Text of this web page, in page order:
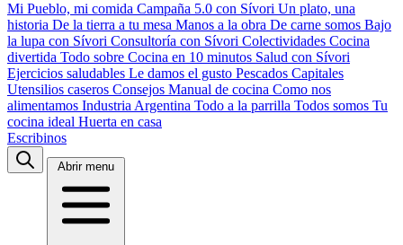
Mi Pueblo, mi comida Campaña 5.0 con Sívori Un plato, una
historia De la tierra a tu mesa Manos a la obra De carne somos Bajo
la lupa con Sívori Consultoría con Sívori Colectividades Cocina
divertida Todo sobre Cocina en 10 minutos Salud con Sívori
Ejercicios saludables Le damos el gusto Pescados Capitales
Utensilios caseros Consejos Manual de cocina Como nos
alimentamos Industria Argentina Todo a la parrilla Todos somos Tu
cocina ideal Huerta en casa
Escribinos
Abrir menu